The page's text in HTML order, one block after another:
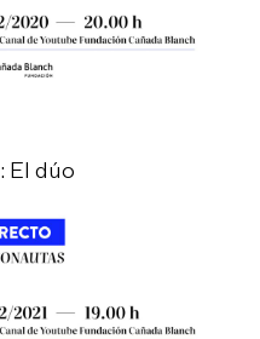
: El dúo